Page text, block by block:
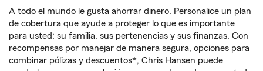
A todo el mundo le gusta ahorrar dinero. Personalice un plan
de cobertura que ayude a proteger lo que es importante
para usted: su familia, sus pertenencias y sus finanzas. Con
recompensas por manejar de manera segura, opciones para
combinar pólizas y descuentos*, Chris Hansen puede